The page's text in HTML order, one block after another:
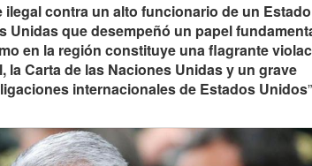
ilegal contra un alto funcionario de un Estado
Unidas que desempeñó un papel
en la región constituye una flagrante
la Carta de las Naciones Unidas y un grave
internacionales de Estados Unidos